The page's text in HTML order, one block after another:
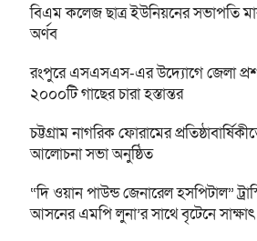
বিএম কলেজ ছাত্র ইউনিয়নের সভাপতি
অর্ণব
রংপুরে এসএসএস-এর উদ্যোগে জেলা
২০০০টি গাছের চারা হস্তান্তর
চট্টগ্রাম নাগরিক ফোরামের
আলোচনা সভা অনুষ্ঠিত
“দি ওয়ান পাউন্ড জেনারেল হসপিটাল”
আসনের এমপি লুনা’র সা‌থে বৃটেনে